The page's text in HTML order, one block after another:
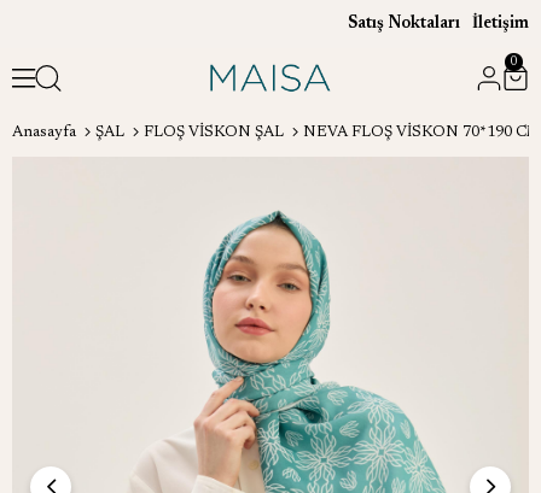
Satış Noktaları İletişim
0
Anasayfa ŞAL FLOŞ VİSKON ŞAL NEVA FLOŞ VİSKON 70*190